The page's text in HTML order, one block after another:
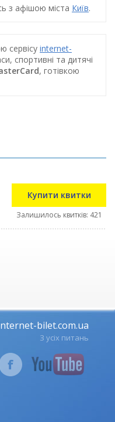
з афішою міста Київ.
сервісу internet-
спортивні та дитячі
, готівкою
Купити квитки
Залишилось квитків: 421
bilet.com.ua
З усіх питань